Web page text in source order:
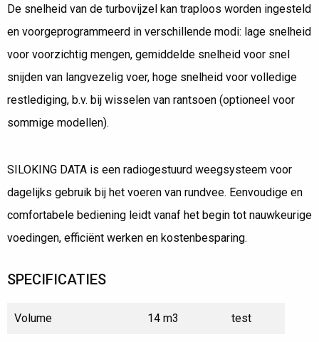
De snelheid van de turbovijzel kan traploos worden ingesteld
en voorgeprogrammeerd in verschillende modi: lage snelheid
voor voorzichtig mengen, gemiddelde snelheid voor snel
snijden van langvezelig voer, hoge snelheid voor volledige
restlediging, b.v. bij wisselen van rantsoen (optioneel voor
sommige modellen).
SILOKING DATA is een radiogestuurd weegsysteem voor
dagelijks gebruik bij het voeren van rundvee. Eenvoudige en
comfortabele bediening leidt vanaf het begin tot nauwkeurige
voedingen, efficiënt werken en kostenbesparing.
SPECIFICATIES
Volume 14 m3 test